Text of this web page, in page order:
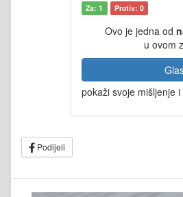
Za: 1 Protiv: 0
Ovo je jedna od
u ovom
pokaži svoje mišljenje
Podijeli